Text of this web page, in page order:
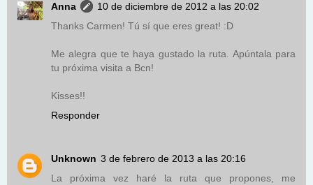
Anna
10 de diciembre de 2012 a las 20:02
Thanks Carmen! Tú sí que eres great! :D
Me alegra que te haya gustado la ruta. Apúntala para
tu próxima visita a Bcn!
Kisses!!
Responder
Unknown 3 de febrero de 2013 a las 20:16
La próxima vez haré la ruta que propones, me